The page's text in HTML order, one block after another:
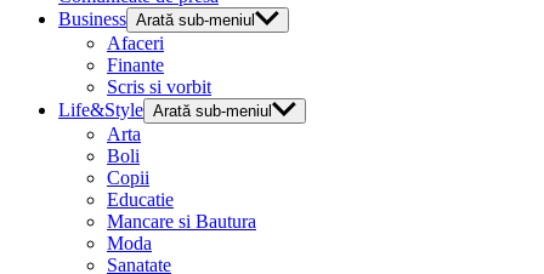
Business Arată sub-meniul
Afaceri
Finante
Scris si vorbit
Life&Style Arată sub-meniul
Arta
Boli
Copii
Educatie
Mancare si Bautura
Moda
Sanatate